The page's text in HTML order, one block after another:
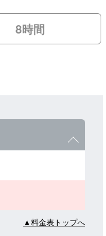
8時間
▲料金表トップへ